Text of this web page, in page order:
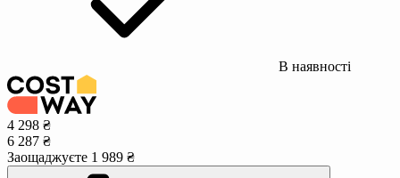
В наявності
4 298 ₴
6 287 ₴
Заощаджуєте 1 989 ₴